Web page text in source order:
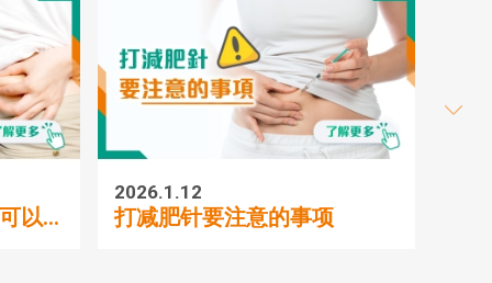
以...
2026.1.12
打减肥针要注意的事项